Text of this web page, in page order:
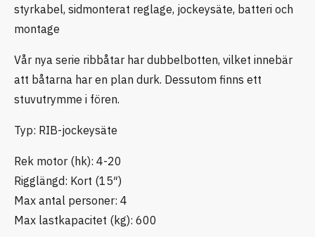
styrkabel, sidmonterat reglage, jockeysäte, batteri och
montage
Vår nya serie ribbåtar har dubbelbotten, vilket innebär
att båtarna har en plan durk. Dessutom finns ett
stuvutrymme i fören.
Typ: RIB-jockeysäte
Rek motor (hk): 4-20
Rigglängd: Kort (15″)
Max antal personer: 4
Max lastkapacitet (kg): 600